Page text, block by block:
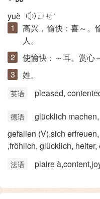
yuè
ㄩㄝˋ
高兴，愉快：喜～。
人。
使愉快：～耳。赏心
姓。
英语 pleased,
德语
glücklich
gefallen (V)​,sich
,fröhlich, glücklich,
法语 plaire